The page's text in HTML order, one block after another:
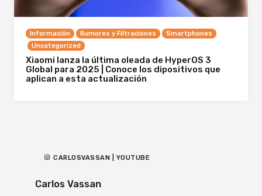
Información Rumores y Filtraciones
Smartphones
Uncategorized
Xiaomi lanza la última oleada de HyperOS 3
Global para 2025 | Conoce los dipositivos que
aplican a esta actualización
CARLOSVASSAN | YOUTUBE
Carlos Vassan